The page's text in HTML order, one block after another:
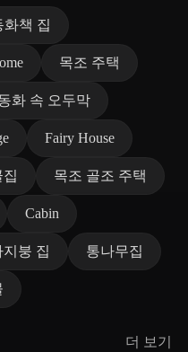
화책 집
목조 주택
화 속 오두막
Fairy House
목조 골조 주택
Cabin
지붕 집 통나무집
더 보기